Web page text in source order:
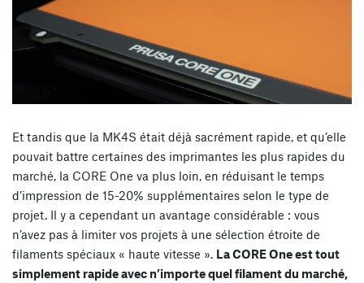
Et tandis que la MK4S était déjà sacrément rapide, et qu’elle
pouvait battre certaines des imprimantes les plus rapides du
marché, la CORE One va plus loin, en réduisant le temps
d’impression de 15-20% supplémentaires selon le type de
projet. Il y a cependant un avantage considérable : vous
n’avez pas à limiter vos projets à une sélection étroite de
filaments spéciaux « haute vitesse ». La CORE One est tout
simplement rapide avec n’importe quel filament du marché,